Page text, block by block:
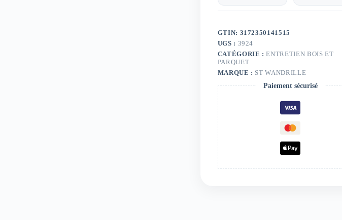
GTIN: 3172350141515
UGS : 3924
CATÉGORIE :ENTRETIEN BOIS ET
PARQUET
MARQUE : ST WANDRILLE
Paiement sécurisé